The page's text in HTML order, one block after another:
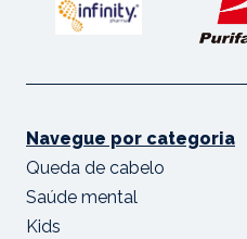
Navegue por categoria
Queda de cabelo
Saúde mental
Kids